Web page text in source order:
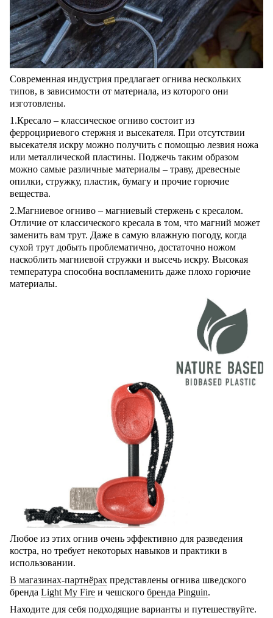
Современная индустрия предлагает огнива нескольких
типов, в зависимости от материала, из которого они
изготовлены.
1.Кресало – классическое огниво состоит из
ферроцириевого стержня и высекателя. При отсутствии
высекателя искру можно получить с помощью лезвия ножа
или металлической пластины. Поджечь таким образом
можно самые различные материалы – траву, древесные
опилки, стружку, пластик, бумагу и прочие горючие
вещества.
2.Магниевое огниво – магниевый стержень с кресалом.
Отличие от классического кресала в том, что магний может
заменить вам трут. Даже в самую влажную погоду, когда
сухой трут добыть проблематично, достаточно ножом
наскоблить магниевой стружки и высечь искру. Высокая
температура способна воспламенить даже плохо горючие
материалы.
Любое из этих огнив очень эффективно для разведения
костра, но требует некоторых навыков и практики в
использовании.
В магазинах-партнёрах представлены огнива шведского
бренда Light My Fire и чешского бренда Pinguin.
Находите для себя подходящие варианты и путешествуйте.